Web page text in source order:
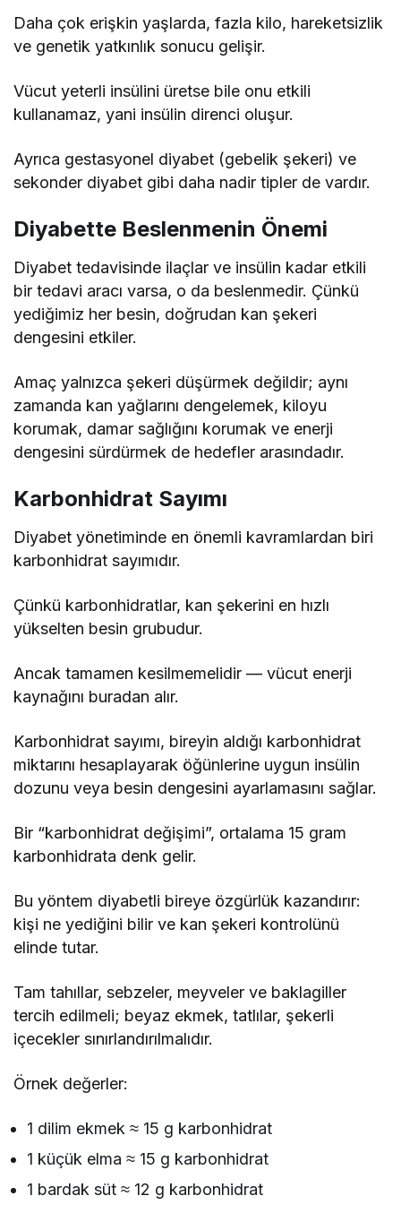
Daha çok erişkin yaşlarda, fazla kilo, hareketsizlik
ve genetik yatkınlık sonucu gelişir.
Vücut yeterli insülini üretse bile onu etkili
kullanamaz, yani insülin direnci oluşur.
Ayrıca gestasyonel diyabet (gebelik şekeri) ve
sekonder diyabet gibi daha nadir tipler de vardır.
Diyabette Beslenmenin Önemi
Diyabet tedavisinde ilaçlar ve insülin kadar etkili
bir tedavi aracı varsa, o da beslenmedir. Çünkü
yediğimiz her besin, doğrudan kan şekeri
dengesini etkiler.
Amaç yalnızca şekeri düşürmek değildir; aynı
zamanda kan yağlarını dengelemek, kiloyu
korumak, damar sağlığını korumak ve enerji
dengesini sürdürmek de hedefler arasındadır.
Karbonhidrat Sayımı
Diyabet yönetiminde en önemli kavramlardan biri
karbonhidrat sayımıdır.
Çünkü karbonhidratlar, kan şekerini en hızlı
yükselten besin grubudur.
Ancak tamamen kesilmemelidir — vücut enerji
kaynağını buradan alır.
Karbonhidrat sayımı, bireyin aldığı karbonhidrat
miktarını hesaplayarak öğünlerine uygun insülin
dozunu veya besin dengesini ayarlamasını sağlar.
Bir “karbonhidrat değişimi”, ortalama 15 gram
karbonhidrata denk gelir.
Bu yöntem diyabetli bireye özgürlük kazandırır:
kişi ne yediğini bilir ve kan şekeri kontrolünü
elinde tutar.
Tam tahıllar, sebzeler, meyveler ve baklagiller
tercih edilmeli; beyaz ekmek, tatlılar, şekerli
içecekler sınırlandırılmalıdır.
Örnek değerler:
1 dilim ekmek ≈ 15 g karbonhidrat
1 küçük elma ≈ 15 g karbonhidrat
1 bardak süt ≈ 12 g karbonhidrat